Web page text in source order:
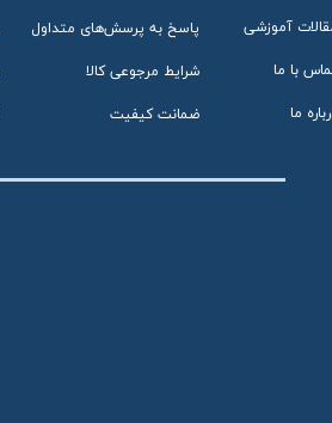
پاسخ به پرسش‌های متداول
شرایط مرجوعی کالا
ضمانت کیفیت
آموزشی
با ما
ما